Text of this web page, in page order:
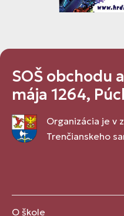
SOŠ obchodu
mája 1264,
Organizácia je v
Trenčianskeho
O škole